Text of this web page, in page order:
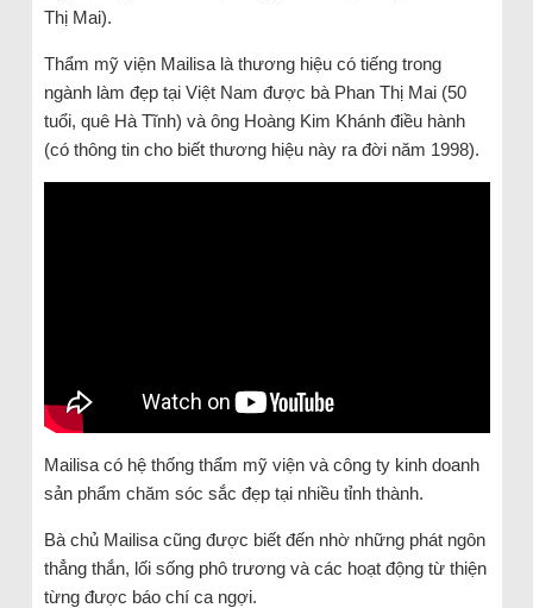
Thị Mai).
Thẩm mỹ viện Mailisa là thương hiệu có tiếng trong
ngành làm đẹp tại Việt Nam được bà Phan Thị Mai (50
tuổi, quê Hà Tĩnh) và ông Hoàng Kim Khánh điều hành
(có thông tin cho biết thương hiệu này ra đời năm 1998).
Mailisa có hệ thống thẩm mỹ viện và công ty kinh doanh
sản phẩm chăm sóc sắc đẹp tại nhiều tỉnh thành.
Bà chủ Mailisa cũng được biết đến nhờ những phát ngôn
thẳng thắn, lối sống phô trương và các hoạt động từ thiện
từng được báo chí ca ngợi.